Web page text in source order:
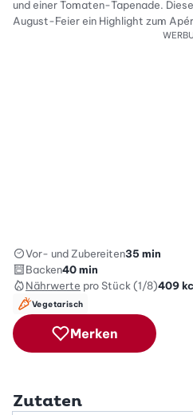
und einer Tomaten-Tapenade.
August-Feier ein Highlight zum
Vor- und Zubereiten35 min
Backen40 min
Nährwerte pro Stück (1/8)409
Vegetarisch
Merken
Zutaten